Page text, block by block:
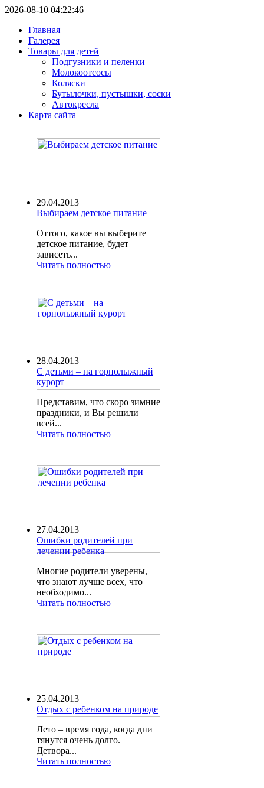
2026-08-10 04:22:46
Главная
Галерея
Товары для детей
Подгузники и пеленки
Молокоотсосы
Коляски
Бутылочки, пустышки, соски
Автокресла
Карта сайта
29.04.2013
Выбираем детское питание
Оттого, какое вы выберите
детское питание, будет
зависеть...
Читать полностью
28.04.2013
С детьми – на горнолыжный
курорт
Представим, что скоро зимние
праздники, и Вы решили
всей...
Читать полностью
27.04.2013
Ошибки родителей при
лечении ребенка
Многие родители уверены,
что знают лучше всех, что
необходимо...
Читать полностью
25.04.2013
Отдых с ребенком на природе
Лето – время года, когда дни
тянутся очень долго.
Детвора...
Читать полностью